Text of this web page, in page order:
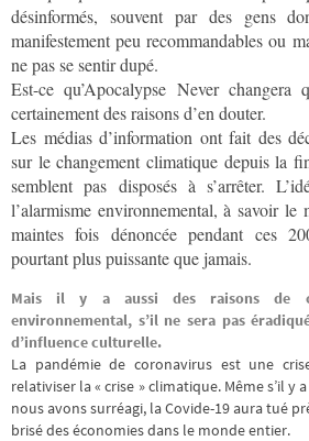
désinformés, souvent par des gens
manifestement peu recommandables ou
ne pas se sentir dupé.
Est-ce qu’Apocalypse Never
certainement des raisons d’en douter.
Les médias d’information ont fait des
sur le changement climatique depuis la
semblent pas disposés à s’arrêter.
l’alarmisme environnemental, à savoir le
maintes fois dénoncée pendant ces
pourtant plus puissante que jamais.
Mais il y a aussi des raisons de
environnemental, s’il ne sera pas
d’influence culturelle.
La pandémie de coronavirus est une
relativiser la « crise » climatique. Même s’il y
nous avons surréagi, la Covide-19 aura tué
brisé des économies dans le monde entier.